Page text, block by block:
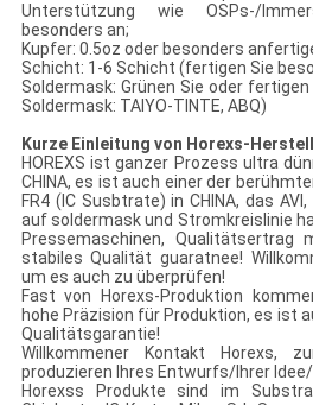
Unterstützung wie OSPs-/
besonders an;
Kupfer: 0.5oz oder besonders
Schicht: 1-6 Schicht (fertigen Sie
Soldermask: Grünen Sie oder
Soldermask: TAIYO-TINTE, ABQ)
Kurze Einleitung von Horexs-
HOREXS ist ganzer Prozess ultra
CHINA, es ist auch einer der
FR4 (IC Susbtrate) in CHINA, das
auf soldermask und Stromkreislinie
Pressemaschinen, Qualitätsertrag
stabiles Qualität guaratnee!
um es auch zu überprüfen!
Fast von Horexs-Produktion
hohe Präzision für Produktion, es ist
Qualitätsgarantie!
Willkommener Kontakt Horexs,
produzieren Ihres Entwurfs/Ihrer
Horexss Produkte sind im